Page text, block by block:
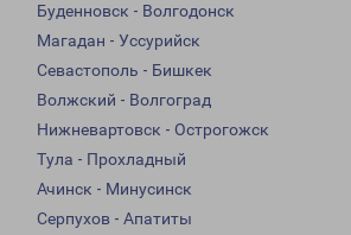
Буденновск - Волгодонск
Магадан - Уссурийск
Севастополь - Бишкек
Волжский - Волгоград
Нижневартовск - Острогожск
Тула - Прохладный
Ачинск - Минусинск
Серпухов - Апатиты